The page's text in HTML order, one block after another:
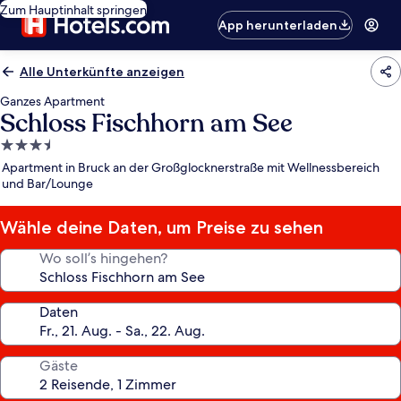
Zum Hauptinhalt springen
App herunterladen
Alle Unterkünfte anzeigen
Ganzes Apartment
Schloss Fischhorn am See
3.5-
Sterne-
Unterkunft
Apartment in Bruck an der Großglocknerstraße mit Wellnessbereich
und Bar/Lounge
Wähle deine Daten, um Preise zu sehen
Wo soll’s hingehen?
Daten
Gäste